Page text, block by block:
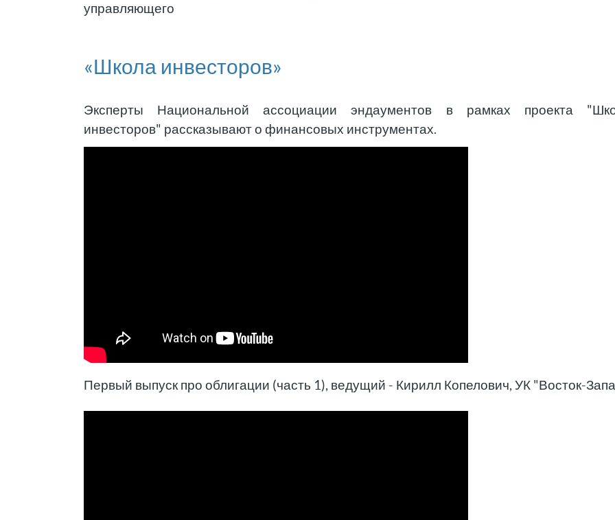
управляющего
«Школа инвесторов»
Эксперты Национальной ассоциации эндаументов в рамках проекта
инвесторов" рассказывают о финансовых инструментах.
Первый выпуск про облигации (часть 1), ведущий - Кирилл Копелович, УК "Восток-